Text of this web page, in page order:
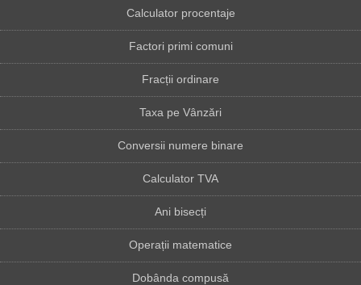
Calculator procentaje
Factori primi comuni
Fracții ordinare
Taxa pe Vânzări
Conversii numere binare
Calculator TVA
Ani bisecți
Operații matematice
Dobânda compusă